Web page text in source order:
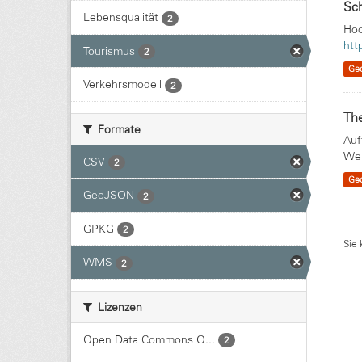
Lebensqualität 2
Tourismus 2
Verkehrsmodell 2
Formate
CSV 2
GeoJSON 2
GPKG 2
WMS 2
Lizenzen
Open Data Commons O... 2
Sie